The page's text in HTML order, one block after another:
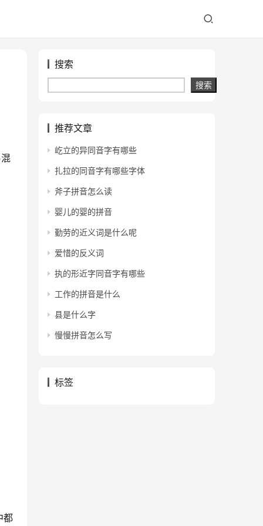
都
搜索
搜索
推荐文章
屹立的异同音字有哪些
扎拉的同音字有哪些字体
斧子拼音怎么读
婴儿的婴的拼音
勤劳的近义词是什么呢
爱惜的反义词
执的形近字同音字有哪些
工作的拼音是什么
县是什么字
慢慢拼音怎么写
标签